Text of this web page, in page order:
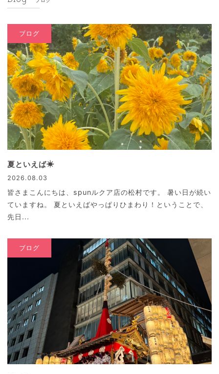
ブログ
夏といえば☀
2026.08.03
皆さまこんにちは、spunルクア店の松村です。 暑い日が続い
ていますね。 夏といえばやっぱりひまわり！ということで、
先日...
ブログ